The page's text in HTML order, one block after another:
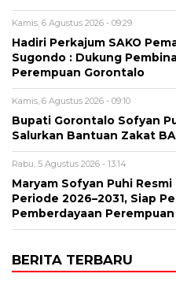
Kamis, 6 Agustus 2026 - 09:29
Hadiri Perkajum SAKO
Sugondo : Dukung
Perempuan Gorontalo
Kamis, 6 Agustus 2026 - 09:10
Bupati Gorontalo Sofyan
Salurkan Bantuan Zakat
Rabu, 5 Agustus 2026 - 13:14
Maryam Sofyan Puhi
Periode 2026–2031, Siap
Pemberdayaan Perempuan
BERITA TERBARU